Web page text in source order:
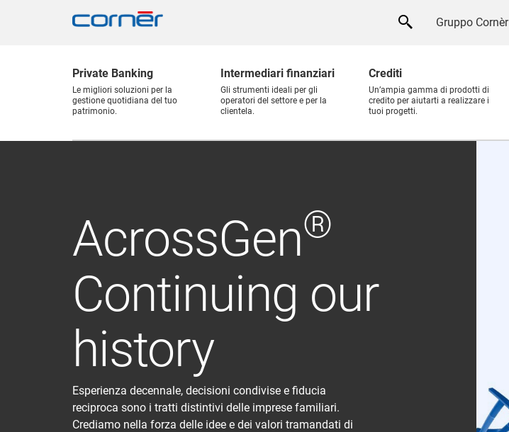
Gruppo Cornèr
Private Banking
Le migliori soluzioni per la
gestione quotidiana del tuo
patrimonio.
Intermediari finanziari
Gli strumenti ideali per gli
operatori del settore e per la
clientela.
Crediti
Un’ampia gamma di prodotti di
credito per aiutarti a realizzare i
tuoi progetti.
AcrossGen®
Continuing our
history
Esperienza decennale, decisioni condivise e fiducia
reciproca sono i tratti distintivi delle imprese familiari.
Crediamo nella forza delle idee e dei valori tramandati di